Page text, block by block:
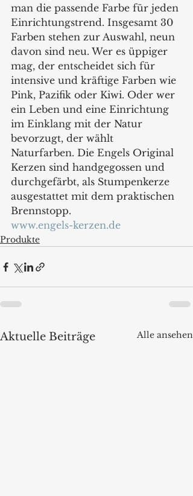
man die passende Farbe für jeden
Einrichtungstrend. Insgesamt 30
Farben stehen zur Auswahl, neun
davon sind neu. Wer es üppiger
mag, der entscheidet sich für
intensive und kräftige Farben wie
Pink, Pazifik oder Kiwi. Oder wer
ein Leben und eine Einrichtung
im Einklang mit der Natur
bevorzugt, der wählt
Naturfarben. Die Engels Original
Kerzen sind handgegossen und
durchgefärbt, als Stumpenkerze
ausgestattet mit dem praktischen
Brennstopp.
www.engels-kerzen.de
Produkte
Aktuelle Beiträge Alle ansehen